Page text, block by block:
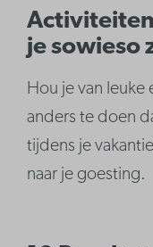
je sowieso
Hou je van leuke
anders te doen
tijdens je
naar je goesting.